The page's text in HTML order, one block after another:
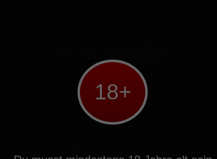
Intime Begegnungenmit Trans-Frauen
deiner Umgebung
18+